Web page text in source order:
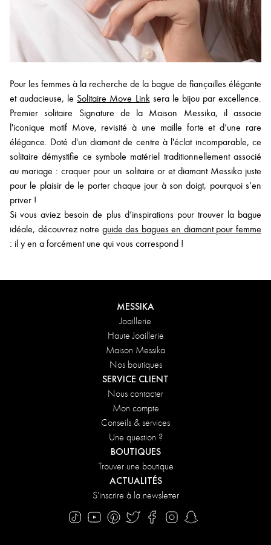
Pour les femmes à la recherche de la bague de fiançailles élégante
et audacieuse, le Solitaire Move Linksera le bijou par excellence.
Premier solitaire Signature de la Maison Messika, il associe
l'iconique motif Move, revisité à une maille forte et d’une rare
élégance. Doté d'un diamant de centre à l'éclat incomparable, ce
solitaire démystifie ce symbole matériel traditionnellement associé
au mariage : craquer pour un solitaire or et diamant Messika juste
pour le plaisir de le porter chaque jour à son doigt, pourquoi s’en
priver !
Si vous aviez besoin de plus d’inspirations pour trouver la bague
idéale, découvrez notre guide des bagues en diamant pour femme
: il y en a forcément une qui vous correspond !
MESSIKA
Joaillerie
Haute Joaillerie
Maison Messika
Nos boutiques
SERVICE CLIENT
Nous contacter
Mon compte
Conseils & services
Une question ?
BOUTIQUES
Trouver une boutique
ACTUALITÉS
S'inscrire à la newsletter